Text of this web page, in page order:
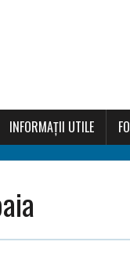
INFORMAȚII UTILE